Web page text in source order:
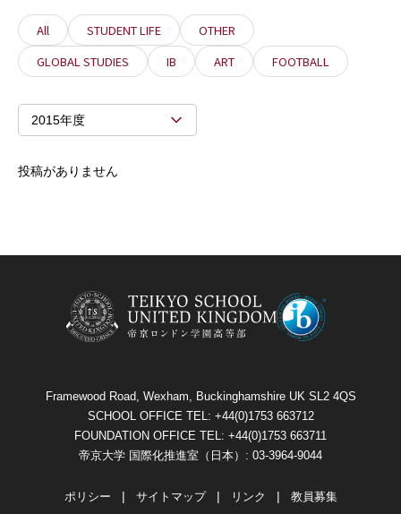
All STUDENT LIFE
OTHER
GLOBAL STUDIES
IB ART FOOTBALL
2015年度
投稿がありません
Framewood Road, Wexham, Buckinghamshire UK SL2 4QS
SCHOOL OFFICE TEL: +44(0)1753 663712
FOUNDATION OFFICE TEL: +44(0)1753 663711
帝京大学 国際化推進室（日本）: 03-3964-9044
ポリシー サイトマップ リンク 教員募集